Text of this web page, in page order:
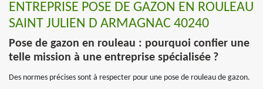
ENTREPRISE POSE DE GAZON EN ROULEAU
SAINT JULIEN D ARMAGNAC 40240
Pose de gazon en rouleau : pourquoi confier une
telle mission à une entreprise spécialisée ?
Des normes précises sont à respecter pour une pose de rouleau de gazon.